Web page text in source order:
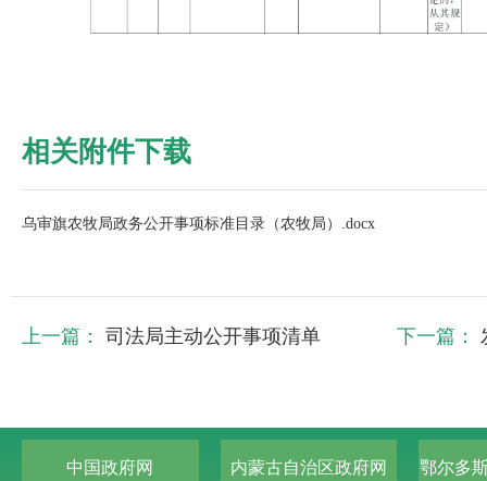
相关附件下载
乌审旗农牧局政务公开事项标准目录（农牧局）.docx
上一篇： 司法局主动公开事项清单 下一篇：
中国政府网 内蒙古自治区政府网 鄂尔多